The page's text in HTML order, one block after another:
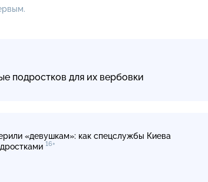
подростков для их вербовки
«девушкам»: как спецслужбы Киева
16+